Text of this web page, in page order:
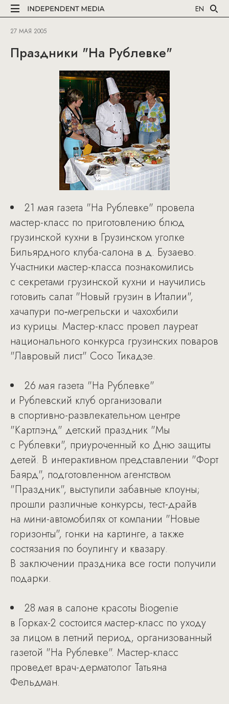
EN
27 МАЯ 2005
Праздники "На Рублевке"
21 мая газета "На Рублевке" провела
мастер-класс по приготовлению блюд
грузинской кухни в Грузинском уголке
Бильярдного клуба-салона в д. Бузаево.
Участники мастер-класса познакомились
с секретами грузинской кухни и научились
готовить салат "Новый грузин в Италии",
хачапури по‑мегрельски и чахохбили
из курицы. Мастер-класс провел лауреат
национального конкурса грузинских поваров
"Лавровый лист" Сосо Тикадзе.
26 мая газета "На Рублевке"
и Рублевский клуб организовали
в спортивно-развлекательном центре
"Картлэнд" детский праздник "Мы
с Рублевки", приуроченный ко Дню защиты
детей. В интерактивном представлении "Форт
Баярд", подготовленном агентством
"Праздник", выступили забавные клоуны;
прошли различные конкурсы, тест-драйв
на мини-автомобилях от компании "Новые
горизонты", гонки на картинге, а также
состязания по боулингу и квазару.
В заключении праздника все гости получили
подарки.
28 мая в салоне красоты Biogenie
в Горках-2 состоится мастер-класс по уходу
за лицом в летний период, организованный
газетой "На Рублевке". Мастер-класс
проведет врач-дерматолог Татьяна
Фельдман.